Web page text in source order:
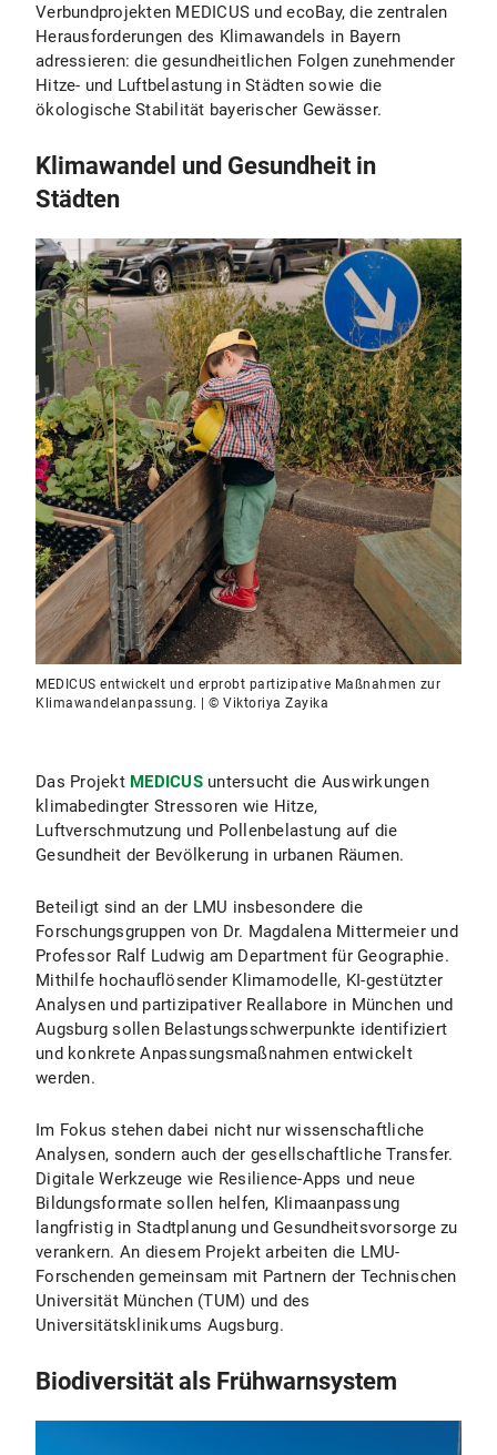
Verbundprojekten MEDICUS und ecoBay, die zentralen
Herausforderungen des Klimawandels in Bayern
adressieren: die gesundheitlichen Folgen zunehmender
Hitze- und Luftbelastung in Städten sowie die
ökologische Stabilität bayerischer Gewässer.
Klimawandel und Gesundheit in
Städten
MEDICUS entwickelt und erprobt partizipative Maßnahmen zur
Klimawandelanpassung. | © Viktoriya Zayika
Das Projekt MEDICUS untersucht die Auswirkungen
klimabedingter Stressoren wie Hitze,
Luftverschmutzung und Pollenbelastung auf die
Gesundheit der Bevölkerung in urbanen Räumen.
Beteiligt sind an der LMU insbesondere die
Forschungsgruppen von Dr. Magdalena Mittermeier und
Professor Ralf Ludwig am Department für Geographie.
Mithilfe hochauflösender Klimamodelle, KI-gestützter
Analysen und partizipativer Reallabore in München und
Augsburg sollen Belastungsschwerpunkte identifiziert
und konkrete Anpassungsmaßnahmen entwickelt
werden.
Im Fokus stehen dabei nicht nur wissenschaftliche
Analysen, sondern auch der gesellschaftliche Transfer.
Digitale Werkzeuge wie Resilience-Apps und neue
Bildungsformate sollen helfen, Klimaanpassung
langfristig in Stadtplanung und Gesundheitsvorsorge zu
verankern. An diesem Projekt arbeiten die LMU-
Forschenden gemeinsam mit Partnern der Technischen
Universität München (TUM) und des
Universitätsklinikums Augsburg.
Biodiversität als Frühwarnsystem